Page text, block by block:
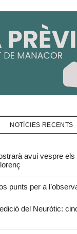
NOTÍCIES RECENTS
avui vespre
punts per a
del Neuròtic: